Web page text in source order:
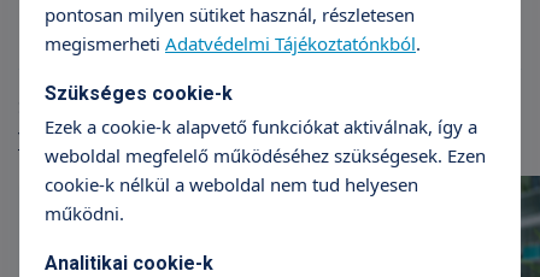
Szakmai cikkek
További cikkek
pontosan milyen sütiket használ, részletesen
megismerheti Adatvédelmi Tájékoztatónkból.
Szükséges cookie-k
Ezek a cookie-k alapvető funkciókat aktiválnak, így a
weboldal megfelelő működéséhez szükségesek. Ezen
cookie-k nélkül a weboldal nem tud helyesen
működni.
Analitikai cookie-k